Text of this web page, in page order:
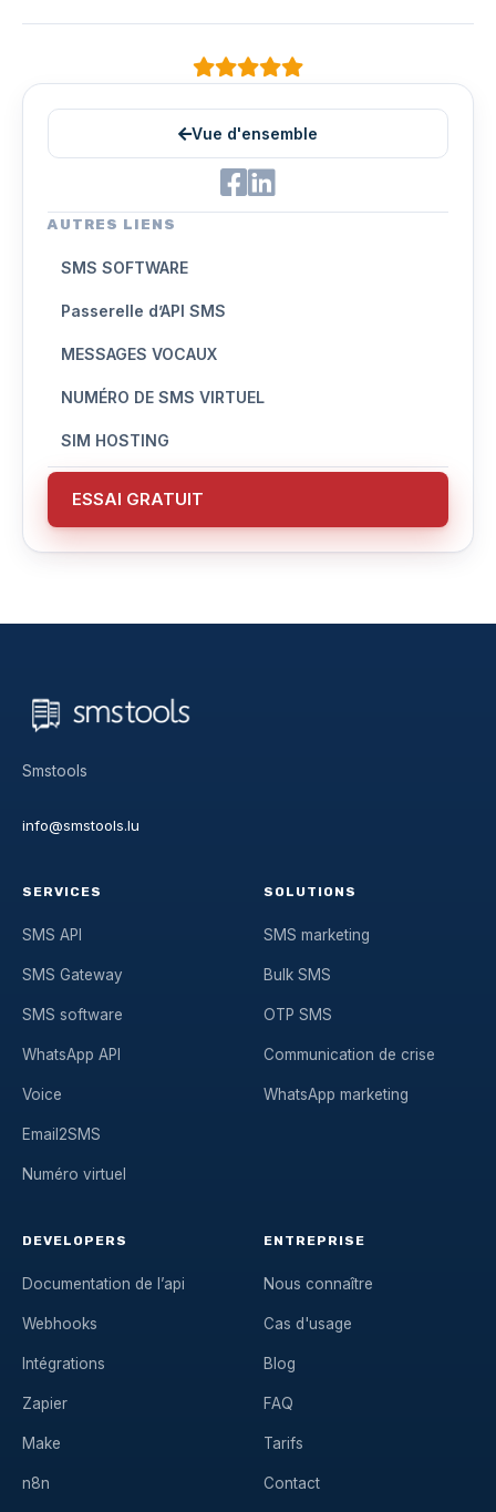
Vue d'ensemble
AUTRES LIENS
SMS SOFTWARE
Passerelle d’API SMS
MESSAGES VOCAUX
NUMÉRO DE SMS VIRTUEL
SIM HOSTING
ESSAI GRATUIT
Smstools
info@smstools.lu
SERVICES
SMS API
SMS Gateway
SMS software
WhatsApp API
Voice
Email2SMS
Numéro virtuel
SOLUTIONS
SMS marketing
Bulk SMS
OTP SMS
Communication de crise
WhatsApp marketing
DEVELOPERS
Documentation de l’api
Webhooks
Intégrations
Zapier
Make
n8n
ENTREPRISE
Nous connaître
Cas d'usage
Blog
FAQ
Tarifs
Contact